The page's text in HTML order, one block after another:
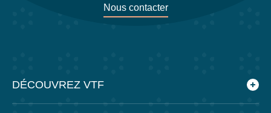
Nous contacter
DÉCOUVREZ VTF